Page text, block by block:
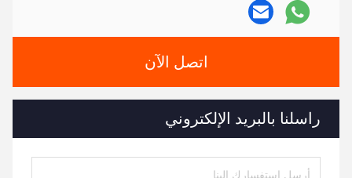
اتصل الآن
راسلنا بالبريد الإلكتروني